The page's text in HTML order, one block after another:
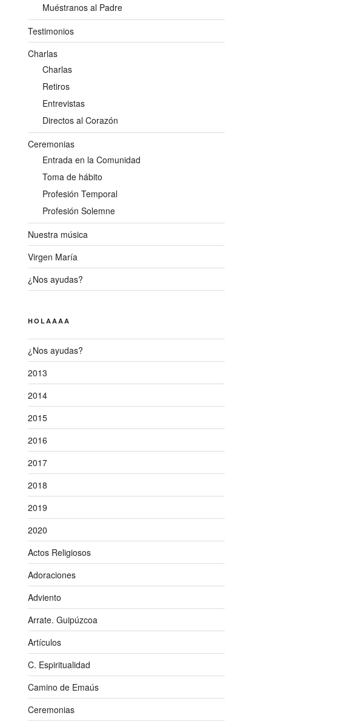
Muéstranos al Padre
Testimonios
Charlas
Charlas
Retiros
Entrevistas
Directos al Corazón
Ceremonias
Entrada en la Comunidad
Toma de hábito
Profesión Temporal
Profesión Solemne
Nuestra música
Virgen María
¿Nos ayudas?
HOLAAAA
¿Nos ayudas?
2013
2014
2015
2016
2017
2018
2019
2020
Actos Religiosos
Adoraciones
Adviento
Arrate. Guipúzcoa
Artículos
C. Espiritualidad
Camino de Emaús
Ceremonias